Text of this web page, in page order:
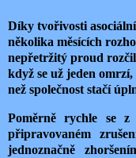
Díky tvořivosti
několika měsících
nepřetržitý proud
když se už jeden
než společnost stačí
Poměrně rychle se
připravovaném
jednoznačně